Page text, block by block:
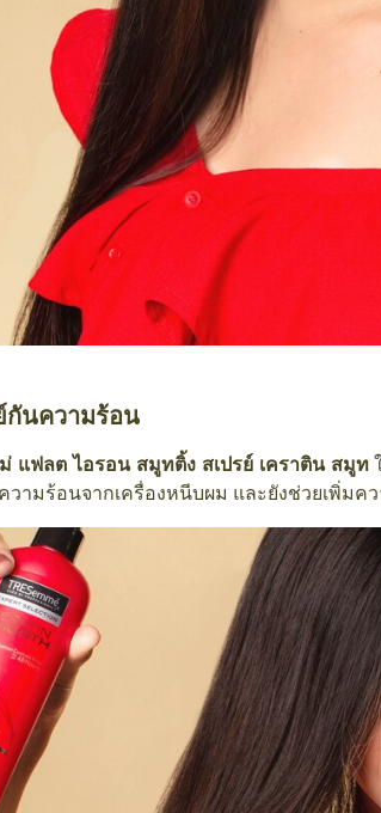
กันความร้อน
ม่ แฟลต ไอรอน สมูทติ้ง สเปรย์ เคราติน สมูท
วามร้อนจากเครื่องหนีบผม และยังช่วยเพิ่มคว